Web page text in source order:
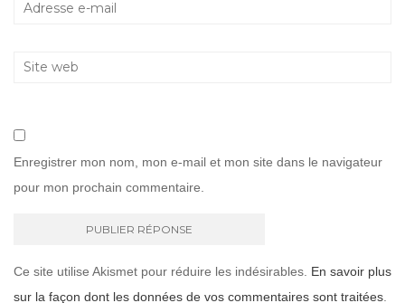
Enregistrer mon nom, mon e-mail et mon site dans le navigateur
pour mon prochain commentaire.
Ce site utilise Akismet pour réduire les indésirables. En savoir plus
sur la façon dont les données de vos commentaires sont traitées